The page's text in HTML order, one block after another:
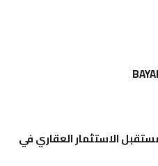
الاستثمار العقاري في